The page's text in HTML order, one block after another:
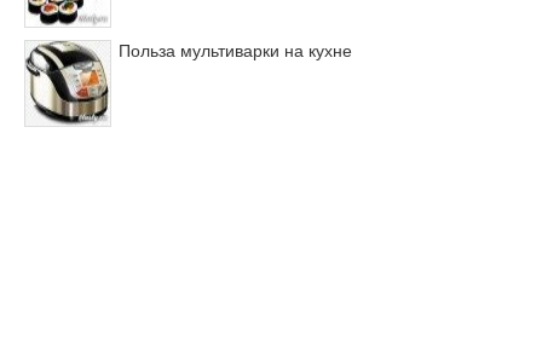
Польза мультиварки на кухне